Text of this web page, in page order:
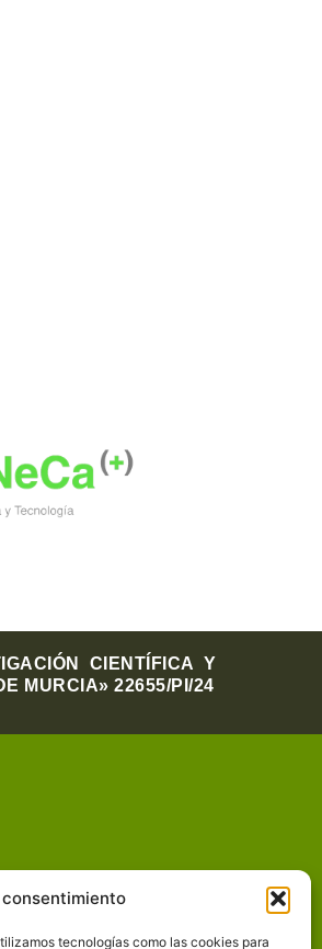
tecnologías como las cookies para
CIENTÍFICA Y
MURCIA» 22655/PI/24